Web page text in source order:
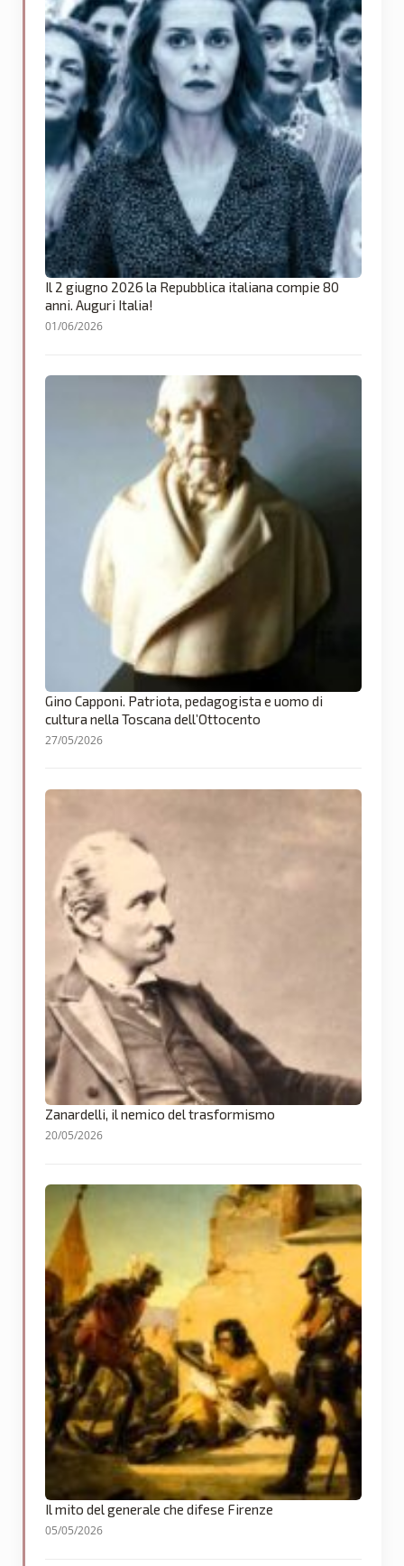
Il 2 giugno 2026 la Repubblica italiana compie 80
anni. Auguri Italia!
01/06/2026
Gino Capponi. Patriota, pedagogista e uomo di
cultura nella Toscana dell’Ottocento
27/05/2026
Zanardelli, il nemico del trasformismo
20/05/2026
Il mito del generale che difese Firenze
05/05/2026